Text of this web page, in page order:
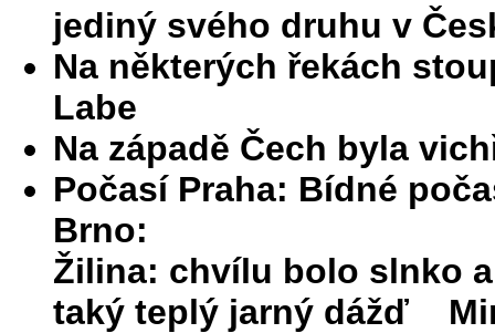
jediný svého druhu v
Na některých řekách
Labe
Na západě Čech byla
Počasí Praha: Bídné
Brno:
Žilina: chvílu bolo slnko
taký teplý jarný dážď